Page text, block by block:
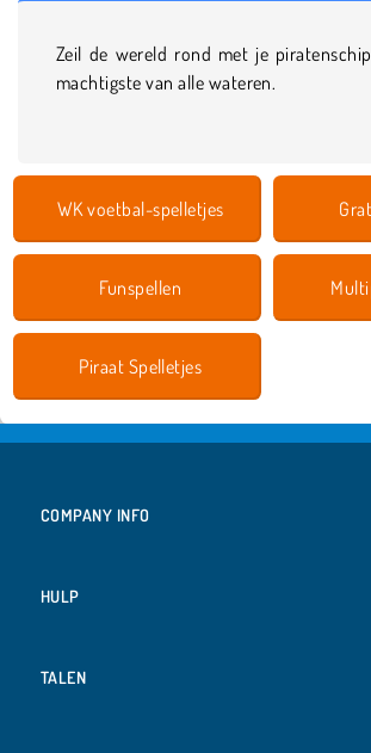
Zeil de wereld rond met je
machtigste van alle wateren.
WK voetbal-spelletjes
Funspellen
Piraat Spelletjes
COMPANY INFO
HULP
TALEN